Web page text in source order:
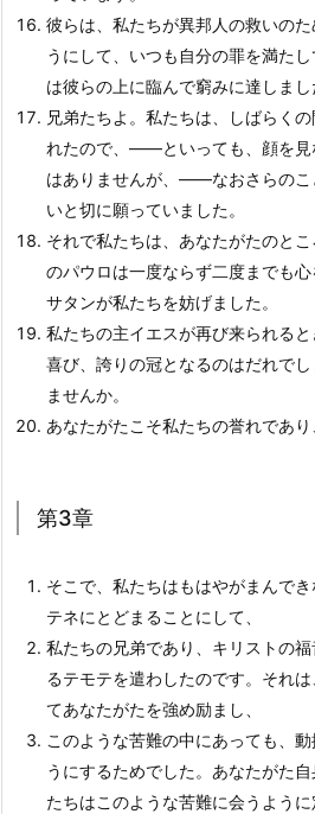
彼らは、私たちが異邦人の救いの
うにして、いつも自分の罪を満た
は彼らの上に臨んで窮みに達しまし
兄弟たちよ。私たちは、しばらく
れたので、――といっても、顔を見
はありませんが、――なおさらのこ
いと切に願っていました。
それで私たちは、あなたがたのと
のパウロは一度ならず二度までも心
サタンが私たちを妨げました。
私たちの主イエスが再び来られると
喜び、誇りの冠となるのはだれで
ませんか。
あなたがたこそ私たちの誉れであり
第3章
そこで、私たちはもはやがまんで
テネにとどまることにして、
私たちの兄弟であり、キリストの
るテモテを遣わしたのです。それ
てあなたがたを強め励まし、
このような苦難の中にあっても、
うにするためでした。あなたがた
たちはこのような苦難に会うように